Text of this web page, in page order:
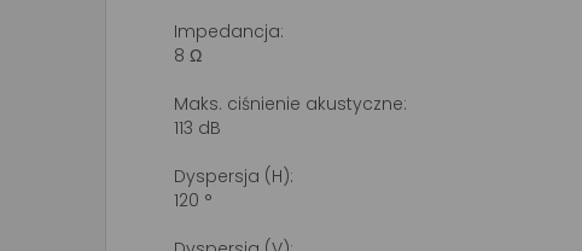
Impedancja:
8 Ω
Maks. ciśnienie akustyczne:
113 dB
Dyspersja (H):
120 °